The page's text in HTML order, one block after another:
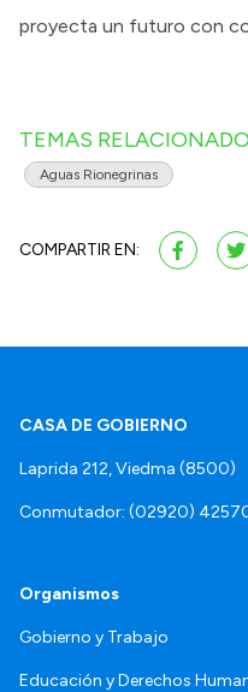
proyecta un futuro con
TEMAS
Aguas Rionegrinas
COMPARTIR EN:
CASA DE GOBIERNO
Laprida 212, Viedma (8500)
Conmutador: (02920)
Organismos
Gobierno y Trabajo
Educación y Derechos